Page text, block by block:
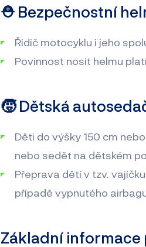
⛑️ Bezpečnostní
Řidič motocyklu i jeho
Povinnost nosit helmu
🧒 Dětská
Děti do výšky 150 cm
nebo sedět na dětském
Přeprava dětí v tzv.
případě vypnutého
Základní